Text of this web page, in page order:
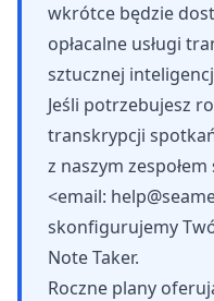
wkrótce będzie
opłacalne usługi
sztucznej
Jeśli potrzebujesz
transkrypcji
z naszym
<email:
skonfigurujemy
Note Taker.
Roczne plany